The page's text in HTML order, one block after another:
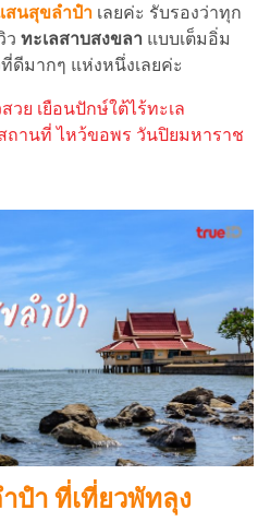
สนสุขลำปำ เลยค่ะ รับรองว่าทุก
ว ทะเลสาบสงขลา แบบเต็มอิ่ม
ดีมากๆ แห่งหนึ่งเลยค่ะ
วย เยือนปักษ์ใต้ไร้ทะเล
ถานที่ ไหว้ขอพร วันปิยมหาราช
ปำ ที่เที่ยวพัทลุง